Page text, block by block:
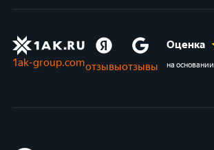
1ak-group.comотзывыотзывы
Оценка
на основании